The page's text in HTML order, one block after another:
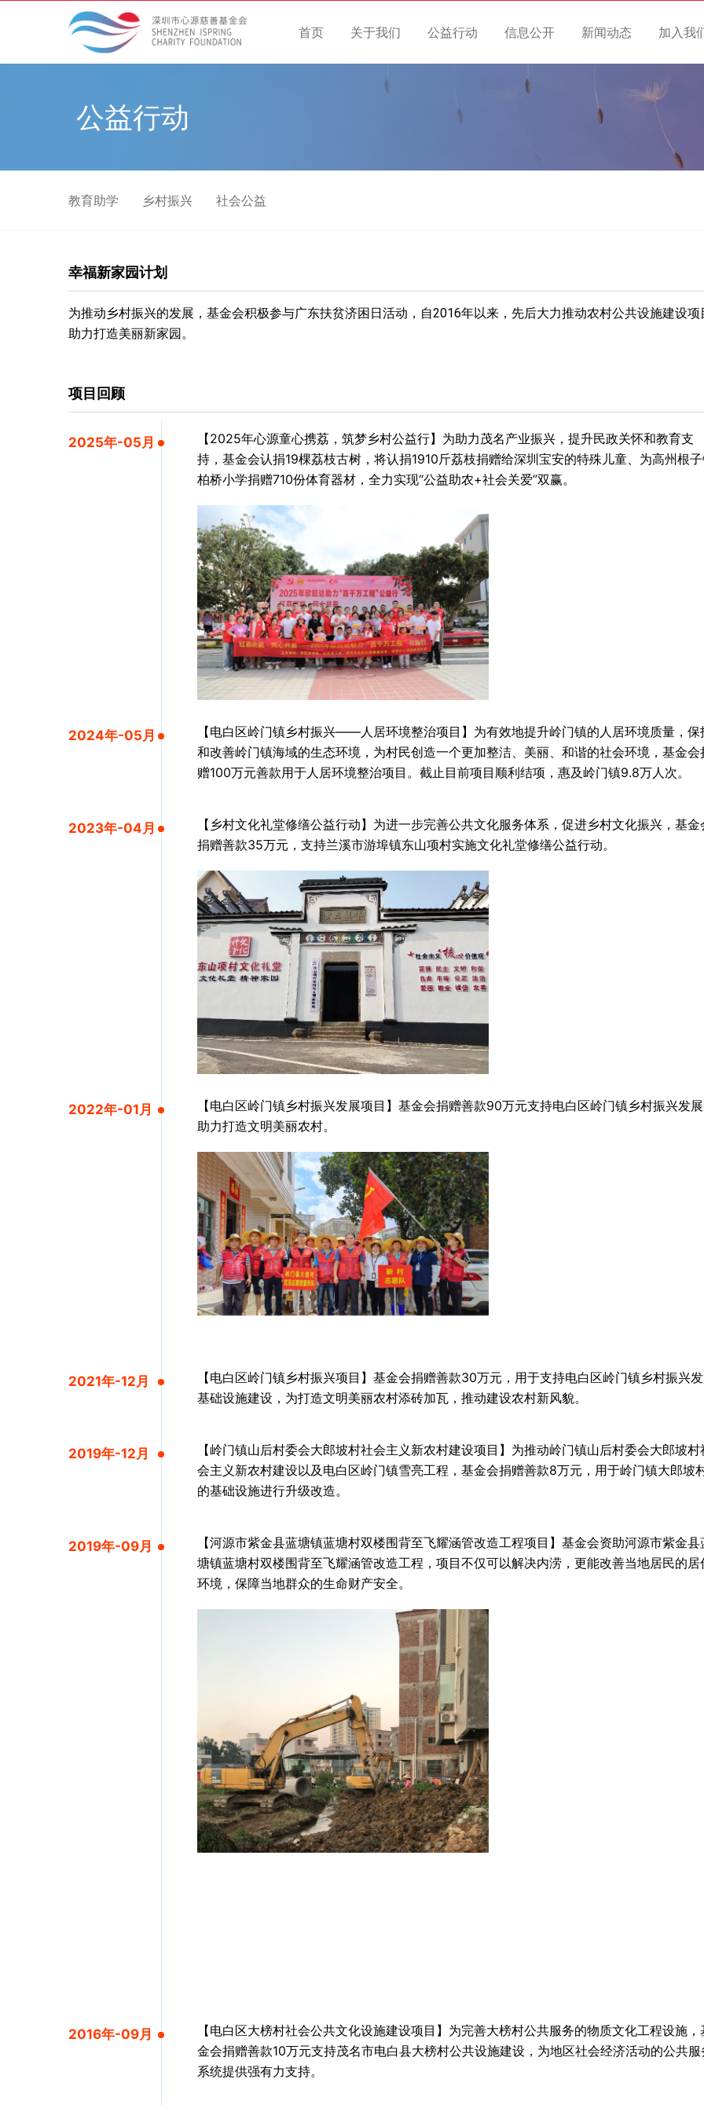
首页 关于我们 公益行动 信息公开 新闻动态 加入我
公益行动
教育助学 乡村振兴 社会公益
幸福新家园计划
为推动乡村振兴的发展，基金会积极参与广东扶贫济困日活动，自2016年以来，先后大力推动农村公共设施建设项
助力打造美丽新家园。
项目回顾
2025年-05月
【2025年心源童心携荔，筑梦乡村公益行】为助力茂名产业振兴，提升民政关怀和教育支
持，基金会认捐19棵荔枝古树，将认捐1910斤荔枝捐赠给深圳宝安的特殊儿童、为高州根
柏桥小学捐赠710份体育器材，全力实现“公益助农+社会关爱”双赢。
2024年-05月
【电白区岭门镇乡村振兴——人居环境整治项目】为有效地提升岭门镇的人居环境质量，保
和改善岭门镇海域的生态环境，为村民创造一个更加整洁、美丽、和谐的社会环境，基金会
赠100万元善款用于人居环境整治项目。截止目前项目顺利结项，惠及岭门镇9.8万人次。
2023年-04月
【乡村文化礼堂修缮公益行动】为进一步完善公共文化服务体系，促进乡村文化振兴，基金
捐赠善款35万元，支持兰溪市游埠镇东山项村实施文化礼堂修缮公益行动。
2022年-01月
【电白区岭门镇乡村振兴发展项目】基金会捐赠善款90万元支持电白区岭门镇乡村振兴发
助力打造文明美丽农村。
2021年-12月
【电白区岭门镇乡村振兴项目】基金会捐赠善款30万元，用于支持电白区岭门镇乡村振兴
基础设施建设，为打造文明美丽农村添砖加瓦，推动建设农村新风貌。
2019年-12月
【岭门镇山后村委会大郎坡村社会主义新农村建设项目】为推动岭门镇山后村委会大郎坡村
会主义新农村建设以及电白区岭门镇雪亮工程，基金会捐赠善款8万元，用于岭门镇大郎坡
的基础设施进行升级改造。
2019年-09月
【河源市紫金县蓝塘镇蓝塘村双楼围背至飞耀涵管改造工程项目】基金会资助河源市紫金县
塘镇蓝塘村双楼围背至飞耀涵管改造工程，项目不仅可以解决内涝，更能改善当地居民的居
环境，保障当地群众的生命财产安全。
2016年-09月
【电白区大榜村社会公共文化设施建设项目】为完善大榜村公共服务的物质文化工程设施，
金会捐赠善款10万元支持茂名市电白县大榜村公共设施建设，为地区社会经济活动的公共服
系统提供强有力支持。